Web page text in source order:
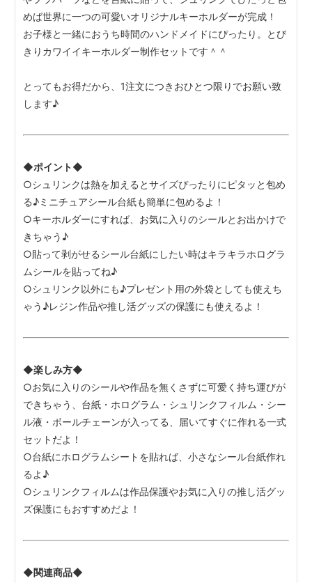
めば世界に一つの可愛いオリジナルキーホルダーが完成！
お子様と一緒におうち時間のハンドメイドにぴったり。とび
きりカワイイキーホルダー制作セットです＾＾
とってもお得だから、1注文につきおひとつ限りでお願い致
します♪
◆ポイント◆
○シュリンクは熱を加えるとサイズぴったりにピタッと包め
る♪ミニチュアシール台紙も簡単に包めるよ！
○キーホルダーにすれば、お気に入りのシールとお出かけで
きちゃう♪
○貼って剥がせるシール台紙にしたい時はキラキラホログラ
ムシールを貼ってね♪
○シュリンク以外にも♪プレゼント用の外袋としても使えち
ゃう♪レジン作品や推し活グッズの保護にも使えるよ！
◆楽しみ方◆
○お気に入りのシールや作品を無くさずに可愛く持ち運びが
できちゃう、台紙・ホログラム・シュリンクフィルム・シー
ル液・ボールチェーンが入ってる、届いてすぐに作れる一式
セットだよ！
○台紙にホログラムシートを貼れば、小さなシール台紙作れ
るよ♪
○シュリンクフィルムは作品保護やお気に入りの推し活グッ
ズ保護にもおすすめだよ！
◆関連商品◆